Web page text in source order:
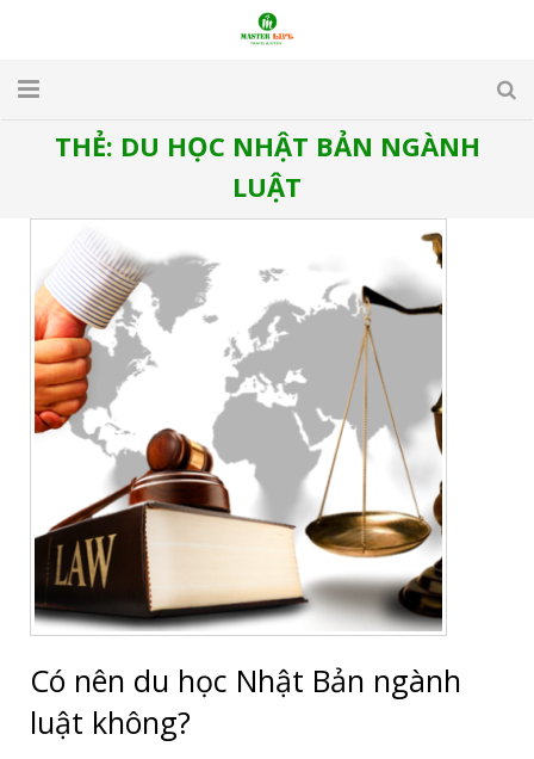
TRANG CHỦ
DU LỊCH
DU HỌC
VISA
APARTMENT & HOTEL
TUYỂN DỤNG
LIÊN HỆ
THẺ: DU HỌC NHẬT BẢN NGÀNH
LUẬT
Có nên du học Nhật Bản ngành
luật không?